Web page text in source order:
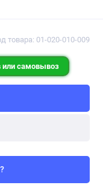
товара: 01-020-010-009
или самовывоз